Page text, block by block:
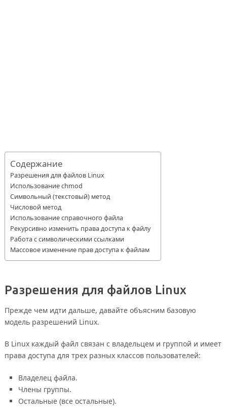
Содержание
Разрешения для файлов Linux
Использование chmod
Символьный (текстовый) метод
Числовой метод
Использование справочного файла
Рекурсивно изменить права доступа к файлу
Работа с символическими ссылками
Массовое изменение прав доступа к файлам
Разрешения для файлов Linux
Прежде чем идти дальше, давайте объясним базовую
модель разрешений Linux.
В Linux каждый файл связан с владельцем и группой и имеет
права доступа для трех разных классов пользователей:
Владелец файла.
Члены группы.
Остальные (все остальные).